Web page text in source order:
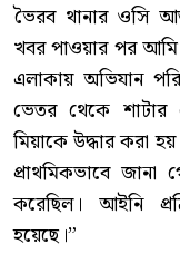
ভৈরব থানার ওসি
খবর পাওয়ার পর
এলাকায় অভিযান
ভেতর থেকে শাটার
মিয়াকে উদ্ধার করা
প্রাথমিকভাবে জানা
করেছিল। আইনি
হয়েছে।”